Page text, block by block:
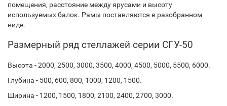
помещения, расстояние между ярусами и высоту
используемых балок. Рамы поставляются в разобранном
виде.
Размерный ряд стеллажей серии СГУ-50
Высота - 2000, 2500, 3000, 3500, 4000, 4500, 5000, 5500, 6000.
Глубина - 500, 600, 800, 1000, 1200, 1500.
Ширина - 1200, 1500, 1800, 2100, 2400, 2700, 3000.